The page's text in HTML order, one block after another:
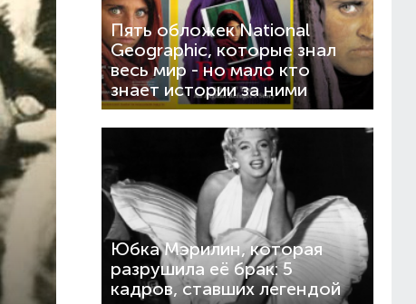
Пять обложек National
Geographic, которые знал
весь мир - но мало кто
знает истории за ними
Юбка Мэрилин, которая
разрушила её брак: 5
кадров, ставших легендой